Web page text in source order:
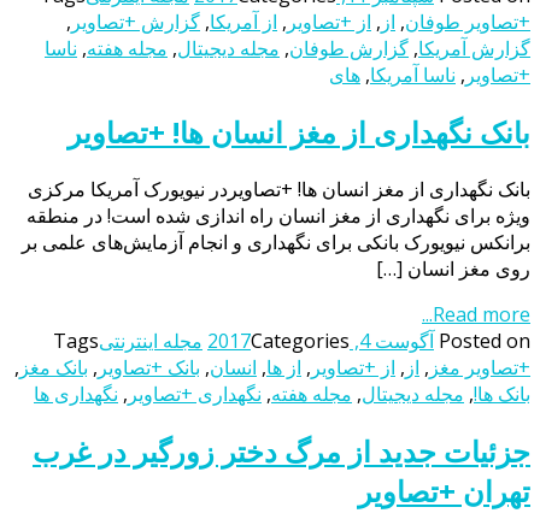
+تصاویر طوفان‌, از , از +تصاویر , از آمریکا, گزارش +تصاویر ,
گزارش آمریکا, گزارش طوفان, مجله دیجیتال, مجله هفته, ناسا
+تصاویر , ناسا آمریکا, های
بانک نگهداری از مغز انسان‌ ها! +تصاویر
بانک نگهداری از مغز انسان‌ ها! +تصاویردر نیویورک آمریکا مرکزی
ویژه برای نگهداری از مغز انسان راه اندازی شده است! در منطقه
برانکس نیویورک بانکی برای نگهداری و انجام آزمایش‌های علمی بر
روی مغز انسان […]
Read more...
Posted on آگوست 4, 2017 Categories مجله اینترنتیTags
+تصاویر مغز , از , از +تصاویر , از ها, انسان, بانک +تصاویر , بانک مغز ,
بانک ها!, مجله دیجیتال, مجله هفته, نگهداری +تصاویر , نگهداری ها
جزئیات جدید از مرگ دختر زورگیر در غرب
تهران +تصاویر